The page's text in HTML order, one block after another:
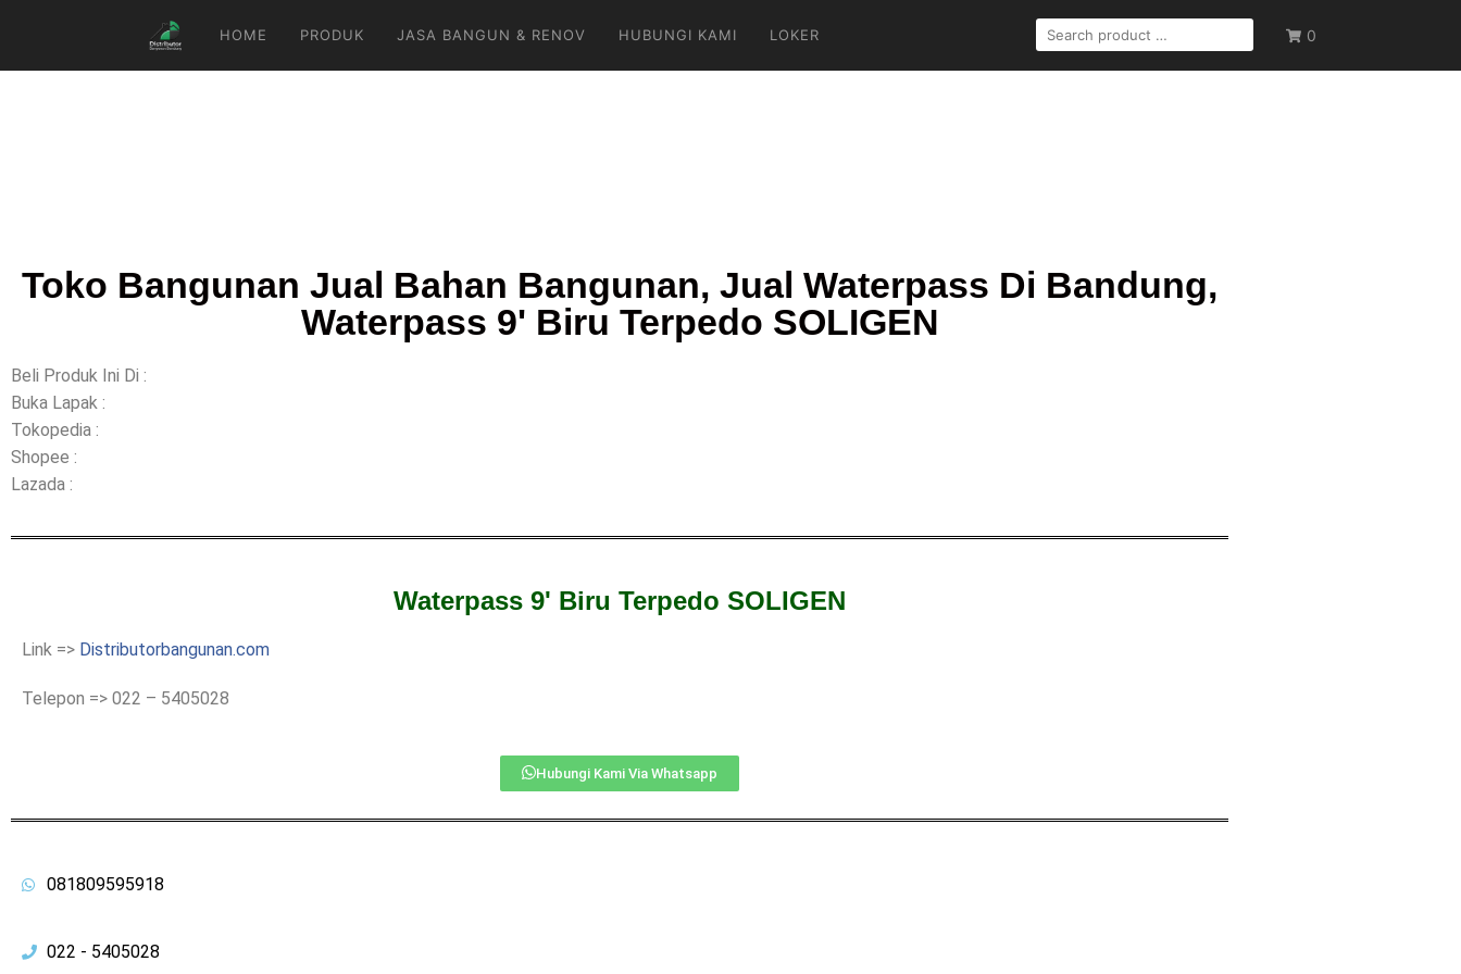
0
HOME PRODUK JASA BANGUN & RENOV HUBUNGI KAMI LOKER
Toko Bangunan Jual Bahan Bangunan, Jual Waterpass Di Bandung,
Waterpass 9' Biru Terpedo SOLIGEN
Beli Produk Ini Di :
Buka Lapak :
Tokopedia :
Shopee :
Lazada :
Waterpass 9' Biru Terpedo SOLIGEN
Link => Distributorbangunan.com
Telepon => 022 – 5405028
Hubungi Kami Via Whatsapp
081809595918
022 - 5405028